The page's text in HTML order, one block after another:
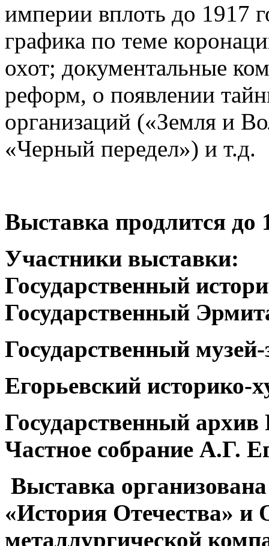
империи вплоть до 1917
графика по теме
охот; документальные
реформ, о появлении
организаций («Земля и
«Черный передел») и т.д.
Выставка продлится до
Участники выставки:
Государственный
Государственный
Государственный
Егорьевский историко-
Государственный
Частное собрание А.Г.
Выставка
«История Отечества» и
металлургической